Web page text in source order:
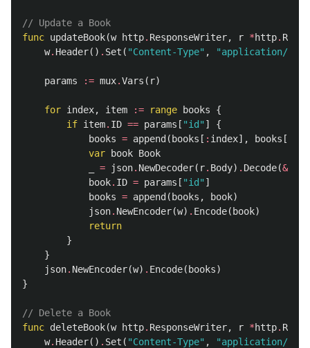
// Update a Book
func updateBook(w http. ResponseWriter, r *http.
w. Header() . Set ( "Content-Type" , "application/
params := mux.Vars ( r)
for index, item := range books
{
if item. ID == params [ "id" ]
{
books = append ( books [ : index], books [
var
book Book
= json. NewDecoder( r. Body) . Decode(&
book. ID = params [ "id" ]
books = append ( books , book)
json. NewEncoder(w) . Encode( book)
return
}
}
json. NewEncoder(w) . Encode( books)
}
// Delete a Book
func deleteBook(w http. ResponseWriter, r *http.
w. Header() . Set ( "Content-Type" , "application/